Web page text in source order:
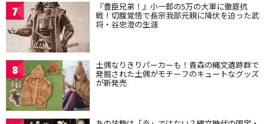
7 『豊臣兄弟！』小一郎の5万の大軍に徹底抗
戦！切腹覚悟で長宗我部元親に降伏を迫った武
将・谷忠澄の生涯
8 土偶なりきりパーカーも！青森の縄文遺跡群で
発掘された土偶がモチーフのキュートなグッズ
が新発売